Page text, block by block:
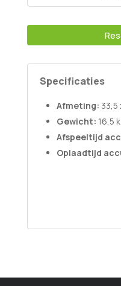
Specificaties
Afmeting: 33,5
Gewicht: 16,5
Afspeeltijd
Oplaadtijd